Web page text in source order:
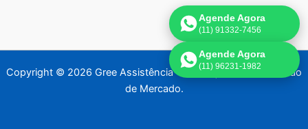
Copyright © 2026 Gree Assistência Técnica | Criado por:
Visão
de Mercado.
Agende Agora
(11) 91332-7456
Agende Agora
(11) 96231-1982